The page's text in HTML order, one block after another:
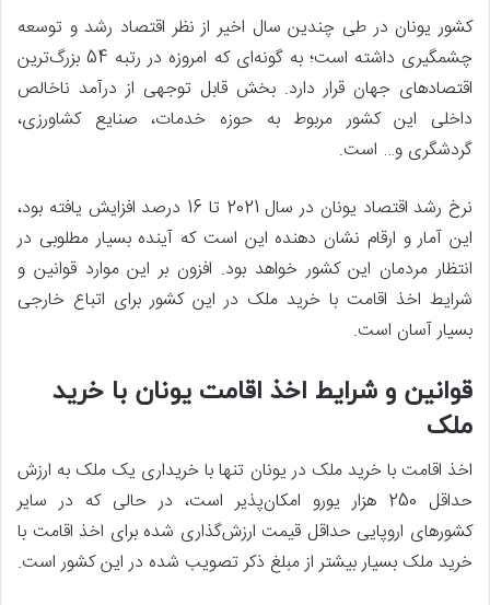
کشور یونان در طی چندین سال اخیر از نظر اقتصاد رشد و توسعه
چشمگیری داشته است؛ به گونه‌ای که امروزه در رتبه 54 بزرگ‌ترین
اقتصادهای جهان قرار دارد. بخش قابل توجهی از درآمد ناخالص
داخلی این کشور مربوط به حوزه خدمات، صنایع کشاورزی،
گردشگری و… است.
نرخ رشد اقتصاد یونان در سال 2021 تا 16 درصد افزایش یافته بود،
این آمار و ارقام نشان دهنده این است که آینده بسیار مطلوبی در
انتظار مردمان این کشور خواهد بود. افزون بر این موارد قوانین و
شرایط اخذ اقامت با خرید ملک در این کشور برای اتباع خارجی
بسیار آسان است.
قوانین و شرایط اخذ اقامت یونان با خرید
ملک
اخذ اقامت با خرید ملک در یونان تنها با خریداری یک ملک به ارزش
حداقل 250 هزار یورو امکان‌پذیر است، در حالی که در سایر
کشورهای اروپایی حداقل قیمت ارزش‌گذاری شده برای اخذ اقامت با
خرید ملک بسیار بیشتر از مبلغ ذکر تصویب شده در این کشور است.